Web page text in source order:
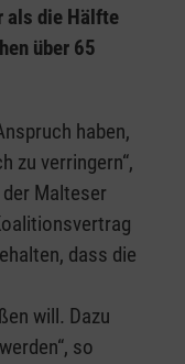
als die Hälfte
über 65
haben,
zu verringern“,
Malteser
dass die
will. Dazu
so